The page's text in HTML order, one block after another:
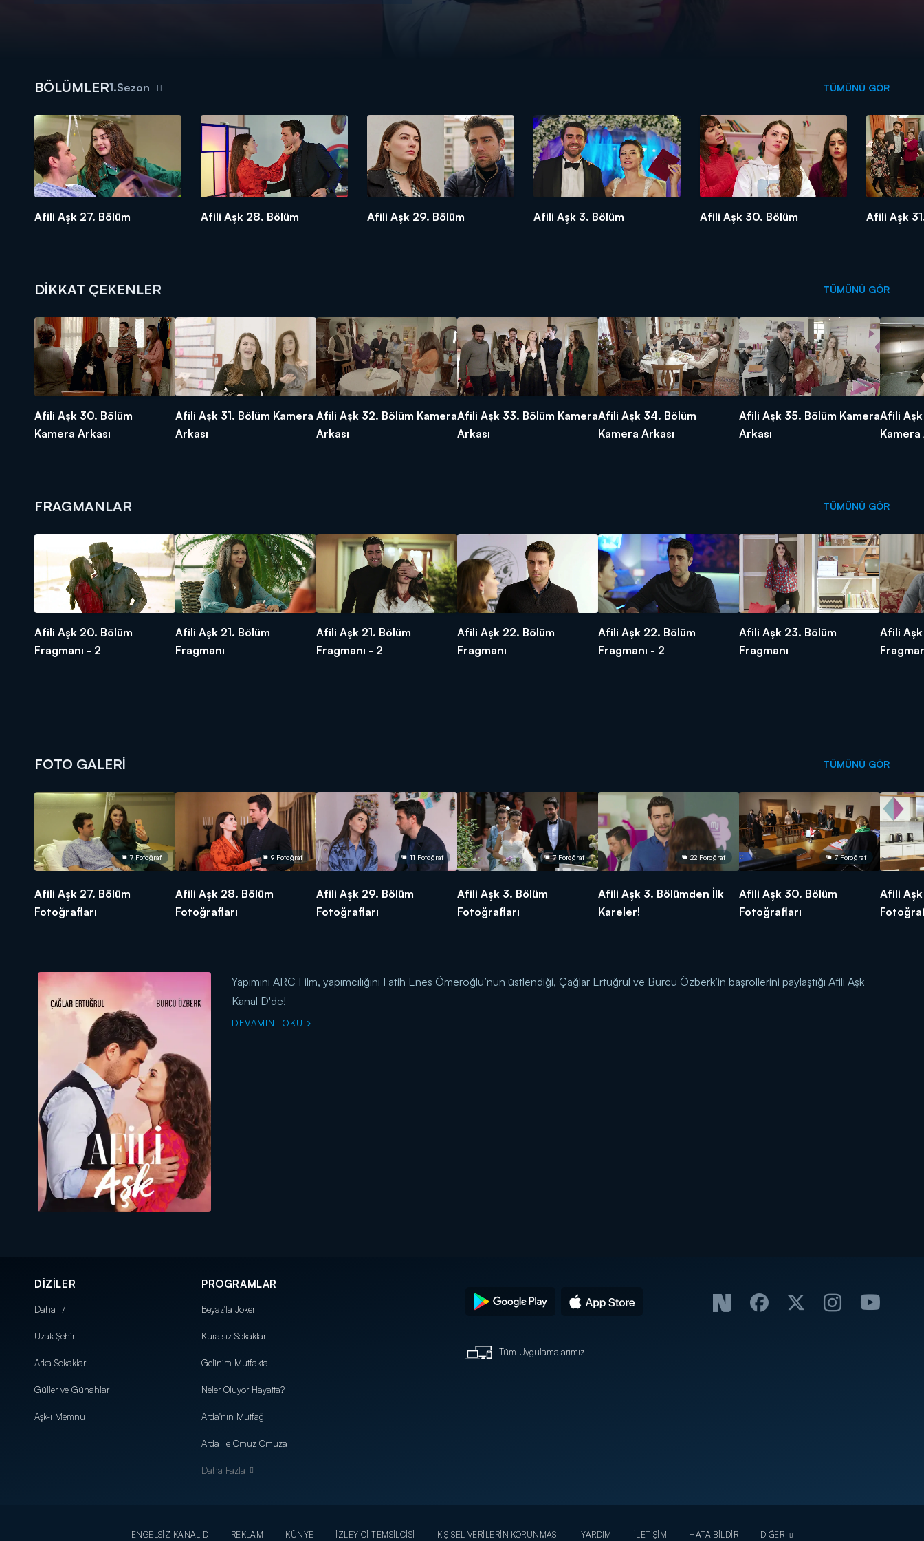
BÖLÜMLER1.Sezon TÜMÜNÜ GÖR
Afili Aşk 27. Bölüm Afili Aşk 28. Bölüm Afili Aşk 29. Bölüm Afili Aşk 3. Bölüm Afili Aşk 30. Bölüm Afili Aşk
DİKKAT ÇEKENLER TÜMÜNÜ GÖR
Afili Aşk 30. Bölüm
Kamera Arkası
Afili Aşk 31. Bölüm Kamera
Arkası
Afili Aşk 32. Bölüm Kamera
Arkası
Afili Aşk 33. Bölüm Kamera
Arkası
Afili Aşk 34. Bölüm
Kamera Arkası
Afili Aşk 35. Bölüm Kamera
Arkası
Afili
Kamera
FRAGMANLAR TÜMÜNÜ GÖR
Afili Aşk 20. Bölüm
Fragmanı - 2
Afili Aşk 21. Bölüm
Fragmanı
Afili Aşk 21. Bölüm
Fragmanı - 2
Afili Aşk 22. Bölüm
Fragmanı
Afili Aşk 22. Bölüm
Fragmanı - 2
Afili Aşk 23. Bölüm
Fragmanı
Afili
FOTO GALERİ TÜMÜNÜ GÖR
7 Fotoğraf
Afili Aşk 27. Bölüm
Fotoğrafları
9 Fotoğraf
Afili Aşk 28. Bölüm
Fotoğrafları
11 Fotoğraf
Afili Aşk 29. Bölüm
Fotoğrafları
7 Fotoğraf
Afili Aşk 3. Bölüm
Fotoğrafları
22 Fotoğraf
Afili Aşk 3. Bölümden İlk
Kareler!
7 Fotoğraf
Afili Aşk 30. Bölüm
Fotoğrafları
Afili Aşk
Yapımını ARC Film, yapımcılığını Fatih Enes Ömeroğlu’nun üstlendiği, Çağlar Ertuğrul ve Burcu Özberk’in başrollerini paylaştığı Afili Aşk
Kanal D'de!
DEVAMINI OKU
DİZİLER
Daha 17
Uzak Şehir
Arka Sokaklar
Güller ve Günahlar
Aşk-ı Memnu
PROGRAMLAR
Beyaz'la Joker
Kuralsız Sokaklar
Gelinim Mutfakta
Neler Oluyor Hayatta?
Arda'nın Mutfağı
Arda ile Omuz Omuza
Daha Fazla
Tüm Uygulamalarımız
ENGELSİZ KANAL D REKLAM KÜNYE İZLEYİCİ TEMSİLCİSİ KİŞİSEL VERİLERİN KORUNMASI YARDIM İLETİŞİM HATA BİLDİR DİĞER